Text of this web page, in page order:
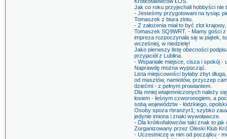
Jak co roku przyjechali hobbyści nie
- Jesteśmy przygotowani na tysiąc
Tomaszek z biura zlotu.
- Z założenia miał to być zlot
Tomaszek SQ9WRT. - Mamy gości
impreza rozpoczynała się w piątek,
wcześniej, w niedzielę!
Jako pierwszy listę obecności
przyjaciół z Lublina.
- Wspaniałe miejsce, cisza i spokój
Naprawdę można wypocząć.
Lista miejscowości byłaby zbyt
od masztów, namiotów, przyczep
dziećmi - z pełnym prowiantem.
Dla mniej wtajemniczonych należy
łosiem - leśnym czworonogiem, a
sobą województw - łódzkiego,
Osoby spoza rbranżyr1; szybko
jedynie imiona i znaki wywoławcze.
- Dla krótkofalowców taki znak to
Zorganizowany przez Oleski Klub
- Uczestniczę w nim od początku -